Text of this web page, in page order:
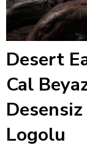
Desert
Cal
Logolu